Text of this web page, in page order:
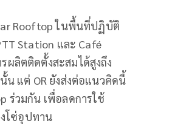
Rooftop ในพื้นที่ปฏิบัติ
Station และ Café
ผลิตติดตั้งสะสมได้สูงถึง
น แต่ OR ยังส่งต่อแนวคิดนี้
ร่วมกัน เพื่อลดการใช้
โซ่อุปทาน